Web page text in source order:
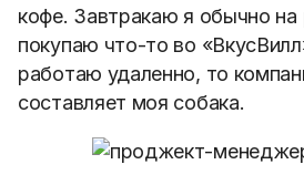
кофе. Завтракаю я обычно
покупаю что-то во
работаю удаленно, то
составляет моя собака.